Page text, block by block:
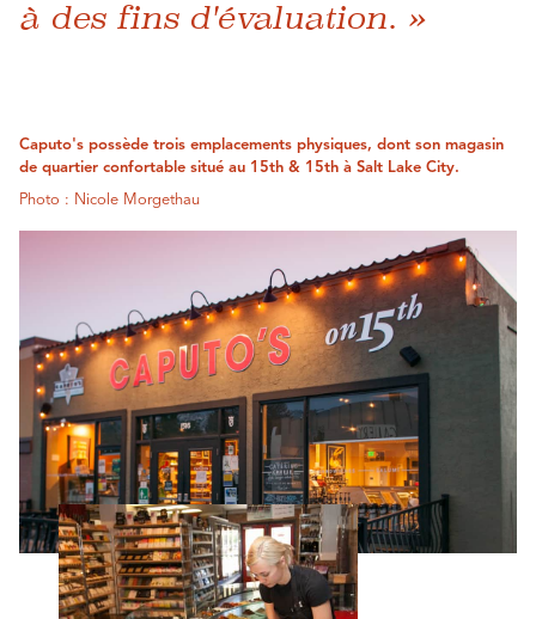
à des fins d'évaluation. »
Caputo's possède trois emplacements physiques, dont son magasin
de quartier confortable situé au 15th & 15th à Salt Lake City.
Photo : Nicole Morgethau